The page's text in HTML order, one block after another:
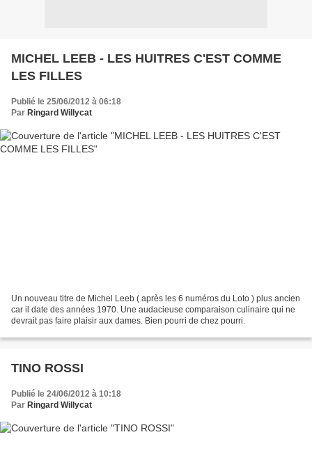
MICHEL LEEB - LES HUITRES C'EST COMME
LES FILLES
Publié le 25/06/2012 à 06:18
Par Ringard Willycat
Un nouveau titre de Michel Leeb ( après les 6 numéros du Loto ) plus ancien
car il date des années 1970. Une audacieuse comparaison culinaire qui ne
devrait pas faire plaisir aux dames. Bien pourri de chez pourri.
TINO ROSSI
Publié le 24/06/2012 à 10:18
Par Ringard Willycat